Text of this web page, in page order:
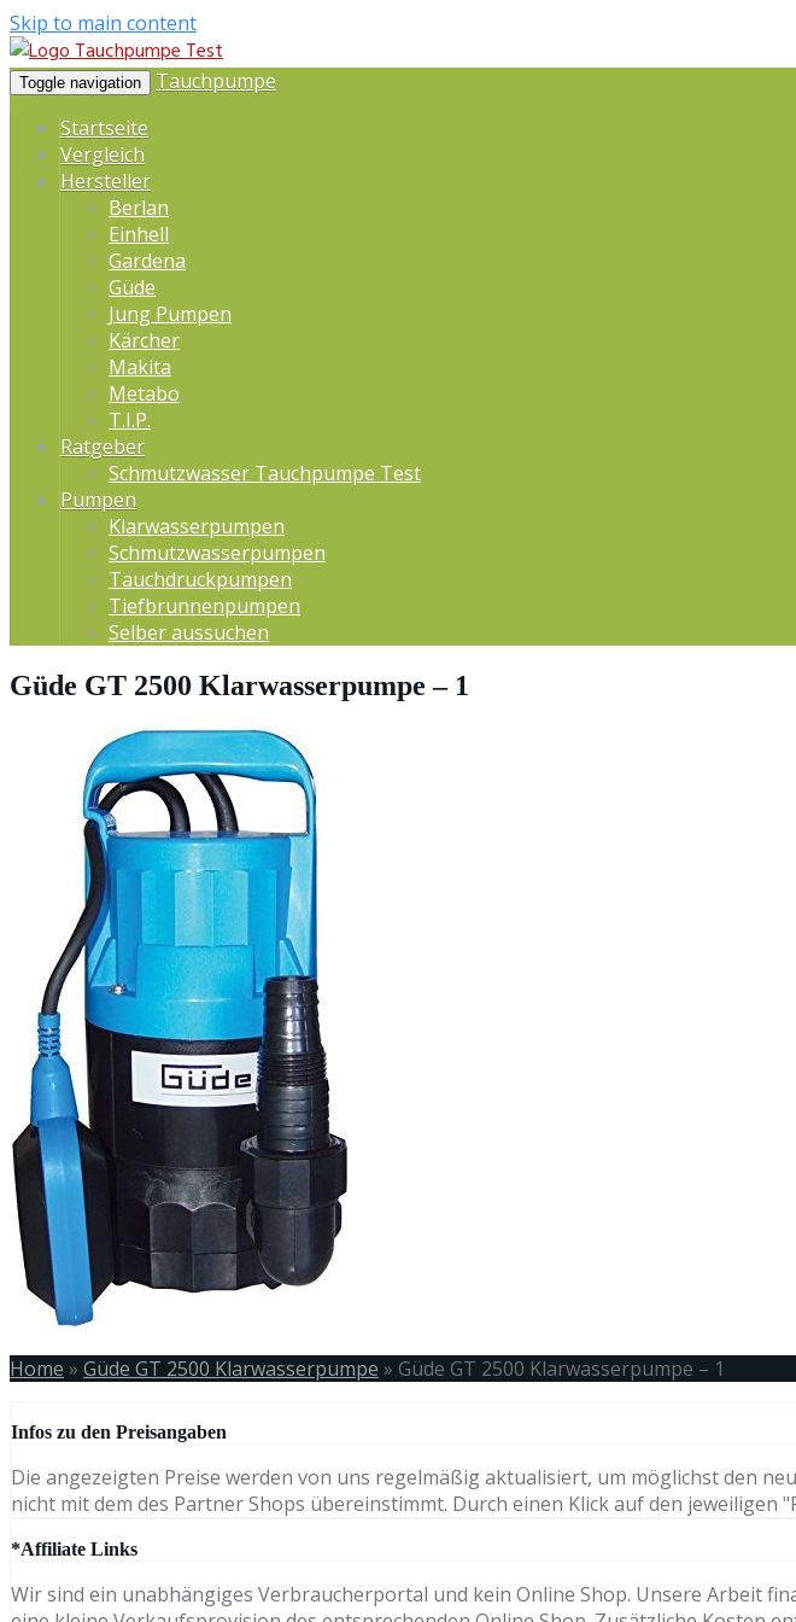
Skip to main content
Toggle navigation
Tauchpumpe
Startseite
Vergleich
Hersteller
Berlan
Einhell
Gardena
Güde
Jung Pumpen
Kärcher
Makita
Metabo
T.I.P.
Ratgeber
Schmutzwasser Tauchpumpe Test
Pumpen
Klarwasserpumpen
Schmutzwasserpumpen
Tauchdruckpumpen
Tiefbrunnenpumpen
Selber aussuchen
Güde GT 2500 Klarwasserpumpe – 1
Home » Güde GT 2500 Klarwasserpumpe » Güde GT 2500 Klarwasserpumpe – 1
Infos zu den Preisangaben
Die angezeigten Preise werden von uns regelmäßig aktualisiert, um möglichst den
nicht mit dem des Partner Shops übereinstimmt. Durch einen Klick auf den
*Affiliate Links
Wir sind ein unabhängiges Verbraucherportal und kein Online Shop. Unsere Arbeit